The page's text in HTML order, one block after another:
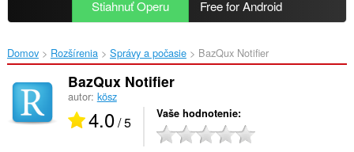
Stiahnuť Operu Free for Android
Domov Rozšírenia Správy a počasie BazQux Notifier‎
BazQux Notifier
autor: kösz
4.0/ 5 Vaše hodnotenie